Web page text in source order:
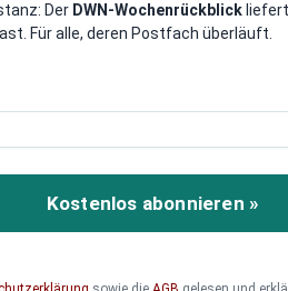
Putin vor
Putin verübt zu haben.
unversehrt. Russland
Der DWN-Wochenrückblick
Für alle, deren Postfach überläuft.
Kostenlos abonnieren »